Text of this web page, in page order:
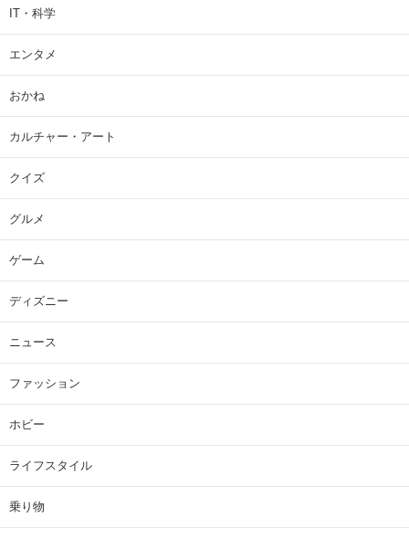
IT・科学
エンタメ
おかね
カルチャー・アート
クイズ
グルメ
ゲーム
ディズニー
ニュース
ファッション
ホビー
ライフスタイル
乗り物